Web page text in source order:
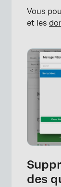
Vous
et les
des